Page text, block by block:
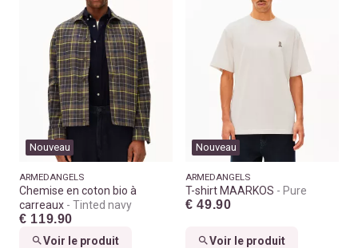
Nouveau
ARMEDANGELS
Chemise en coton bio à
carreaux
Tinted navy
€ 119.90
Voir le produit
Nouveau
ARMEDANGELS
T-shirt MAARKOS Pure
€ 49.90
Voir le produit